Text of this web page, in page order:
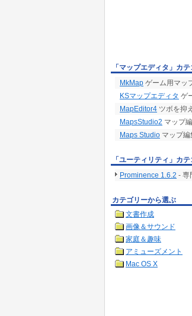
「マップエディタ」カ
MkMap ゲーム用マッ
KSマップエディタ ゲ
MapEditor4 ツボを抑
MapsStudio2 マップ
Maps Studio マップ編
「ユーティリティ」カ
Prominence 1.6.2 - 専
カテゴリーから選ぶ
文書作成
画像＆サウンド
家庭＆趣味
アミューズメント
Mac OS X